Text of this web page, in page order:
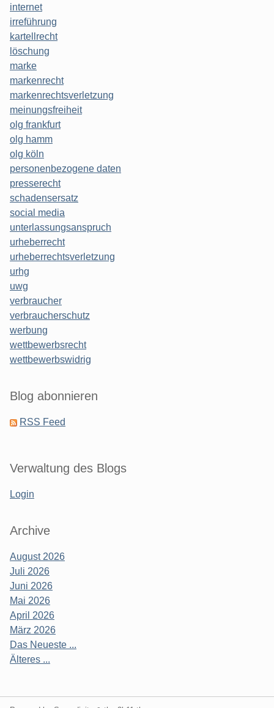
internet
irreführung
kartellrecht
löschung
marke
markenrecht
markenrechtsverletzung
meinungsfreiheit
olg frankfurt
olg hamm
olg köln
personenbezogene daten
presserecht
schadensersatz
social media
unterlassungsanspruch
urheberrecht
urheberrechtsverletzung
urhg
uwg
verbraucher
verbraucherschutz
werbung
wettbewerbsrecht
wettbewerbswidrig
Blog abonnieren
RSS Feed
Verwaltung des Blogs
Login
Archive
August 2026
Juli 2026
Juni 2026
Mai 2026
April 2026
März 2026
Das Neueste ...
Älteres ...